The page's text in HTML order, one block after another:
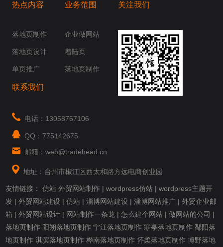
热点内容
落地页制作
落地页设计
单页推广
业务范围
企业做网站
着陆页
落地页制作
关注我们
联系我们
电话：13058767106
QQ：775142675
邮箱：web@tradehead.cn
地址：台州市椒江区西太和路方远电商创业园
友情链接：仿站 外贸网站制作 |wordpress仿站 |wordpress主题开
发 |外贸网站建设 |仿站 |淄博网站建设 |淄博网站推广 |外贸企业邮
箱 |外贸网站设计 | 网站制作一条龙 |怎么建个网站 |做网站的公司 |
落地页制作 阳朔落地页制作 宁江落地页制作 寒亭落地页制作 鄱阳落
地页制作 淇滨落地页制作 桦南落地页制作 怀柔落地页制作 博野落地